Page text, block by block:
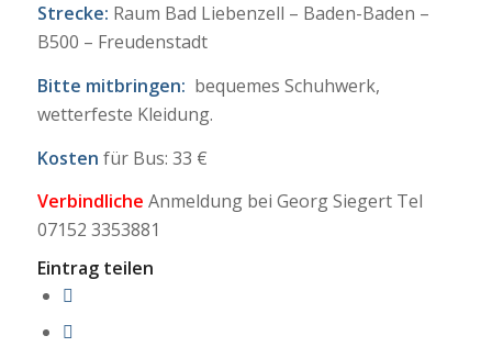
Strecke: Raum Bad Liebenzell – Baden-Baden –
B500 – Freudenstadt
Bitte mitbringen: bequemes Schuhwerk,
wetterfeste Kleidung.
Kosten für Bus: 33 €
Verbindliche Anmeldung bei Georg Siegert Tel
07152 3353881
Eintrag teilen